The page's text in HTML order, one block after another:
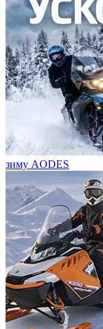
зиму AODES